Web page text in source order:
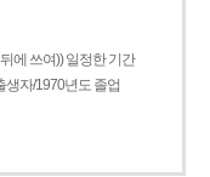
에 쓰여)) 일정한 기간
생자/1970년도 졸업